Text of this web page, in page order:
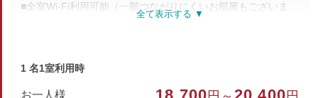
■全室Wi-Fi利用可能（一部つながりにくいお部屋もございま
バスタオル・フェイスタオル・浴衣・お茶セット
1 名1室利用時
お一人様